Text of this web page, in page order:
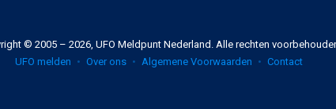
© 2005 – 2026, UFO Meldpunt Nederland. Alle rechten
UFO melden
Over ons Algemene Voorwaarden Contact